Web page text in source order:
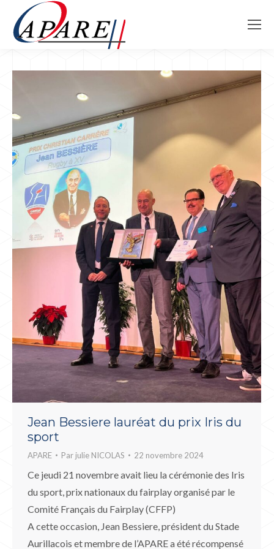
Jean Bessiere lauréat du prix Iris du
sport
APARE Par julie NICOLAS 22 novembre 2024
Ce jeudi 21 novembre avait lieu la cérémonie des Iris
du sport, prix nationaux du fairplay organisé par le
Comité Français du Fairplay (CFFP)
A cette occasion, Jean Bessiere, président du Stade
Aurillacois et membre de l’APARE a été récompensé